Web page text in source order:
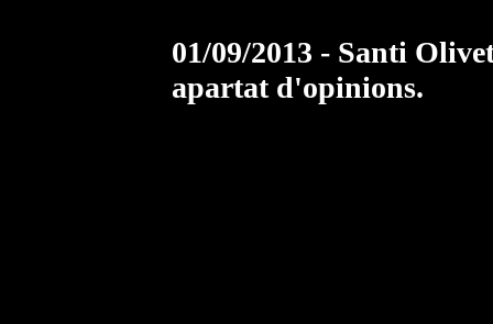
01/09/2013 - Santi
apartat d'opinions.